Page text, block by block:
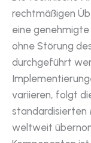
rechtmäßigen
eine
ohne Störung
durchgeführt
variieren, folgt
standardisierten
weltweit